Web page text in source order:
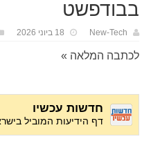
בבודפשט
New-Tech 18 ביוני 2026
לכתבה המלאה »